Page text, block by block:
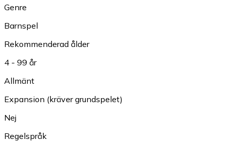
Genre
Barnspel
Rekommenderad ålder
4 - 99 år
Allmänt
Expansion (kräver grundspelet)
Nej
Regelspråk